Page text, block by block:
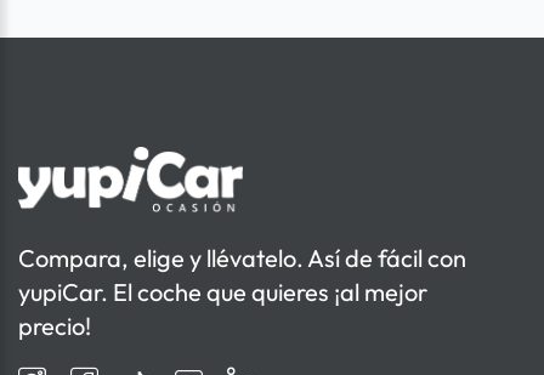
Compara, elige y llévatelo. Así de fácil con
yupiCar. El coche que quieres ¡al mejor
precio!